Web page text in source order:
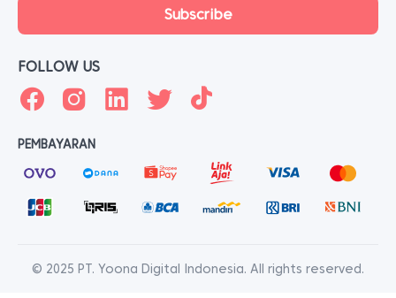
FOLLOW US
PEMBAYARAN
© 2025 PT. Yoona Digital Indonesia. All rights reserved.